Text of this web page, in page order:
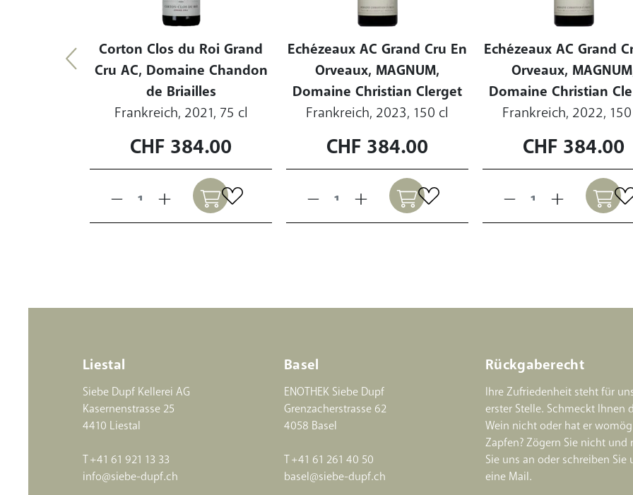
Corton Clos du Roi Grand
Cru AC, Domaine Chandon
de Briailles
Frankreich, 2021, 75 cl
CHF 384.00
Echézeaux AC Grand Cru En
Orveaux, MAGNUM,
Domaine Christian Clerget
Frankreich, 2023, 150 cl
CHF 384.00
Echézeaux AC Grand
Orveaux,
Domaine Christian
Frankreich, 2022,
CHF 384.00
Liestal
Siebe Dupf Kellerei AG
Kasernenstrasse 25
4410 Liestal
T +41 61 921 13 33
info@siebe-dupf.ch
Basel
ENOTHEK Siebe Dupf
Grenzacherstrasse 62
4058 Basel
T +41 61 261 40 50
basel@siebe-dupf.ch
Rückgaberecht
Ihre Zufriedenheit steht für
erster Stelle. Schmeckt Ihnen
Wein nicht oder hat er
Zapfen? Zögern Sie nicht und
Sie uns an oder schreiben Sie
eine Mail.